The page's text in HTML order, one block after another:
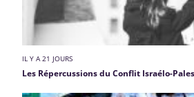
IL Y A 21 JOURS
Les Répercussions du Conflit Israélo-